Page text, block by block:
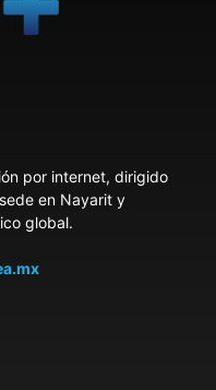
por internet, dirigido
en Nayarit y
global.